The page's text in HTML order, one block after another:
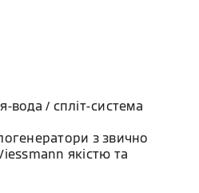
вода / спліт-система
з звично
якістю та